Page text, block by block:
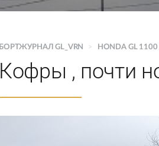
БОРТЖУРНАЛ GL_VRN > HONDA GL
Кофры , почти